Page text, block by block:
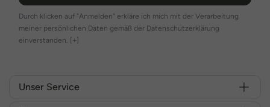
Durch klicken auf "Anmelden" erkläre ich mich mit der Verarbeitung
meiner persönlichen Daten gemäß der Datenschutzerklärung
einverstanden. [+]
Unser Service